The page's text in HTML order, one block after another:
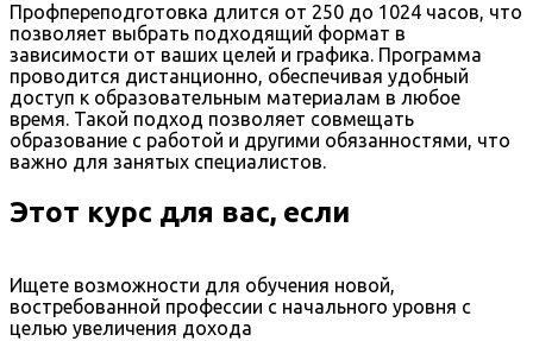
Профпереподготовка длится от 250 до 1024 часов, что
позволяет выбрать подходящий формат в
зависимости от ваших целей и графика. Программа
проводится дистанционно, обеспечивая удобный
доступ к образовательным материалам в любое
время. Такой подход позволяет совмещать
образование с работой и другими обязанностями, что
важно для занятых специалистов.
Этот курс для вас, если
Ищете возможности для обучения новой,
востребованной профессии с начального уровня с
целью увеличения дохода